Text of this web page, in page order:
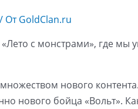
/ От GoldClan.ru
с монстрами», где мы
нового
нового бойца «Вольт».